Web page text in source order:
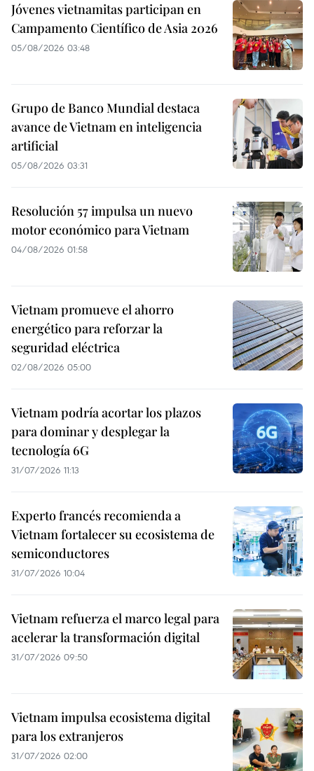
Jóvenes vietnamitas participan en
Campamento Científico de Asia 2026
05/08/2026 03:48
Grupo de Banco Mundial destaca
avance de Vietnam en inteligencia
artificial
05/08/2026 03:31
Resolución 57 impulsa un nuevo
motor económico para Vietnam
04/08/2026 01:58
Vietnam promueve el ahorro
energético para reforzar la
seguridad eléctrica
02/08/2026 05:00
Vietnam podría acortar los plazos
para dominar y desplegar la
tecnología 6G
31/07/2026 11:13
Experto francés recomienda a
Vietnam fortalecer su ecosistema de
semiconductores
31/07/2026 10:04
Vietnam refuerza el marco legal para
acelerar la transformación digital
31/07/2026 09:50
Vietnam impulsa ecosistema digital
para los extranjeros
31/07/2026 02:00